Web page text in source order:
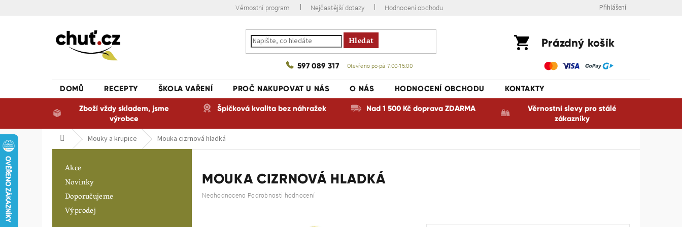
Věrnostní program Nejčastější dotazy Hodnocení obchodu Přihlášení
Hledat
Nákupní
Prázdný košík
597 089 317 Otevřeno po-pá 7:00-15:00
DOMŮ RECEPTY ŠKOLA VAŘENÍ PROČ NAKUPOVAT U NÁS O NÁS HODNOCENÍ OBCHODU KONTAKTY
Zboží vždy skladem, jsme
výrobce
Špičková kvalita bez náhražek Nad 1 500 Kč doprava ZDARMA
Věrnostní slevy pro stálé
zákazníky
Domů Mouky a krupice Mouka cizrnová hladká
Akce
Novinky
Doporučujeme
Výprodej
MOUKA CIZRNOVÁ HLADKÁ
Průměrné
Neohodnoceno Podrobnosti hodnocení